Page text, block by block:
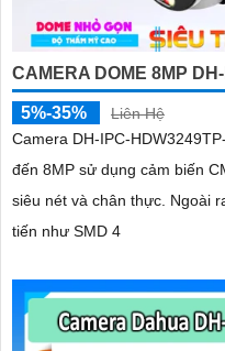
CAMERA DOME 8MP
5%-35%
Liên Hệ
Camera DH-IPC-
đến 8MP sử dụng cảm biến
siêu nét và chân thực. Ngoài ra camera sở hữu công nghệ AI tiên
tiến như SMD 4